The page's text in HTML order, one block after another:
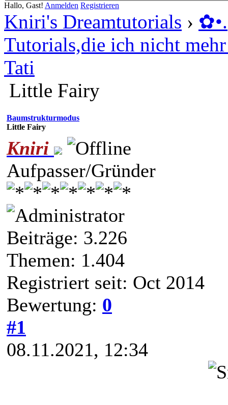
Hallo, Gast! Anmelden Registrieren
Kniri's Dreamtutorials › ✿
Tutorials,die ich nicht mehr
Tati
Little Fairy
Baumstrukturmodus
Little Fairy
Kniri
Aufpasser/Gründer
Beiträge: 3.226
Themen: 1.404
Registriert seit: Oct 2014
Bewertung: 0
#1
08.11.2021, 12:34